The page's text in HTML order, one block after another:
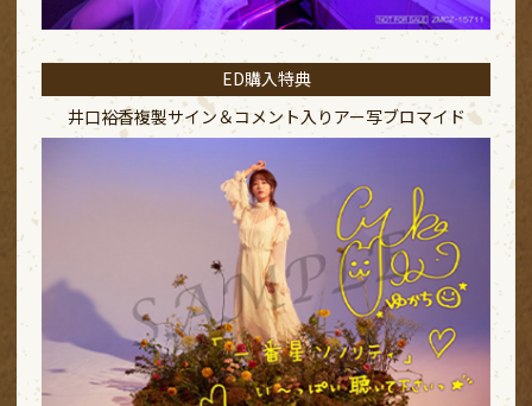
ED購入特典
井口裕香複製サイン＆コメント入り アー写ブロマイド